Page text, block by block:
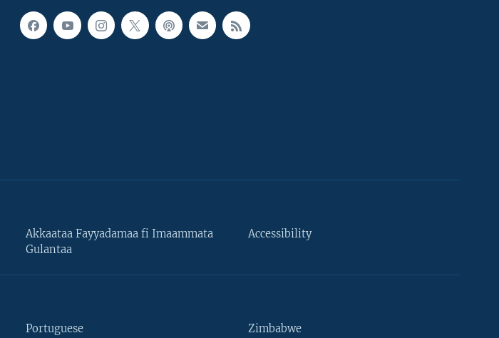
Akkaataa Fayyadamaa fi Imaammata
Gulantaa
Accessibility
Portuguese Zimbabwe